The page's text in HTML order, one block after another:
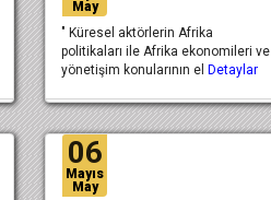
May
" Küresel aktörlerin Afrika
politikaları ile Afrika ekonomileri ve
yönetişim konularının el Detaylar
06
Mayıs
May